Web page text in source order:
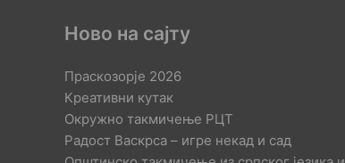
Ново на сајту
Праскозорје 2026
Креативни кутак
Окружно такмичење РЦТ
Радост Васкрса – игре некад и сад